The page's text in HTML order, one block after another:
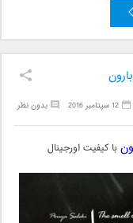
بدون نظر 12 سپتامبر 2016
با کیفیت اورجینال